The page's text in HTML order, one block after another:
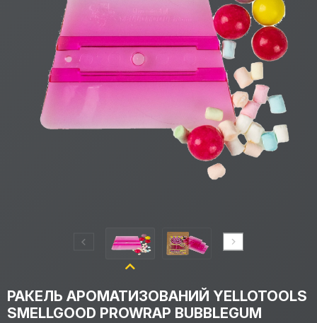
РАКЕЛЬ АРОМАТИЗОВАНИЙ YELLOTOOLS
SMELLGOOD PROWRAP BUBBLEGUM